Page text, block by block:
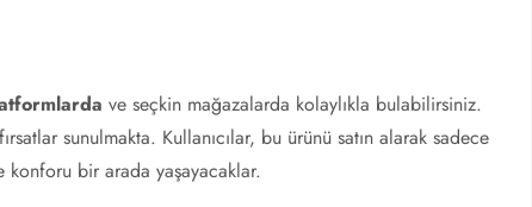
ve seçkin mağazalarda kolaylıkla bulabilirsiniz.
sunulmakta. Kullanıcılar, bu ürünü satın alarak sadece
konforu bir arada yaşayacaklar.